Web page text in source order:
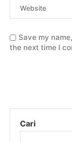
Save my
the next time I
Cari